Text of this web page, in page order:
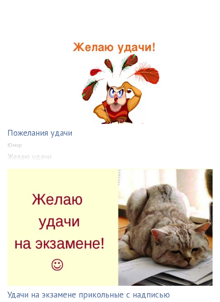
Пожелания удачи
Юмор
Желаю удачи
Удачи на экзамене прикольные с надписью